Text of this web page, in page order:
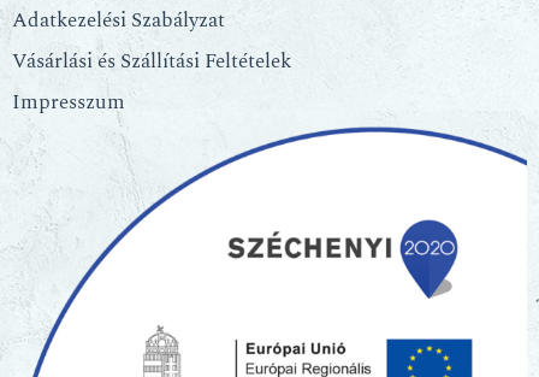
Adatkezelési Szabályzat
Vásárlási és Szállítási Feltételek
Impresszum